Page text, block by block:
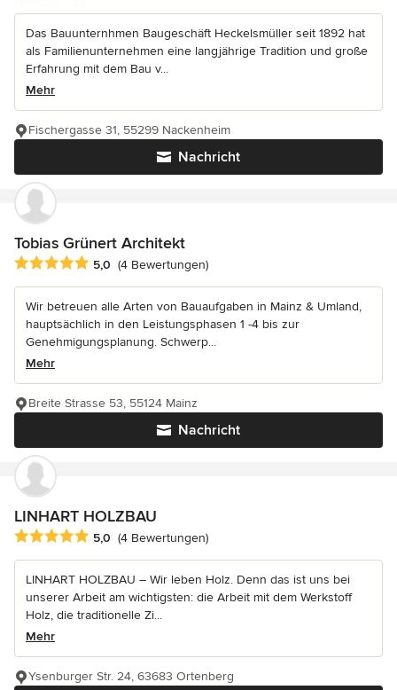
Das Bauunternhmen Baugeschäft Heckelsmüller seit 1892 hat
als Familienunternehmen eine langjährige Tradition und große
Erfahrung mit dem Bau v...
Mehr
Nachricht
Fischergasse 31, 55299 Nackenheim
Tobias Grünert Architekt
Durchschnittliche Bewertung: 5 von 5 Sternen
5,0 (4 Bewertungen)
Wir betreuen alle Arten von Bauaufgaben in Mainz & Umland,
hauptsächlich in den Leistungsphasen 1 -4 bis zur
Genehmigungsplanung. Schwerp...
Mehr
Nachricht
Breite Strasse 53, 55124 Mainz
LINHART HOLZBAU
Durchschnittliche Bewertung: 5 von 5 Sternen
5,0 (4 Bewertungen)
LINHART HOLZBAU – Wir leben Holz. Denn das ist uns bei
unserer Arbeit am wichtigsten: die Arbeit mit dem Werkstoff
Holz, die traditionelle Zi...
Mehr
Ysenburger Str. 24, 63683 Ortenberg